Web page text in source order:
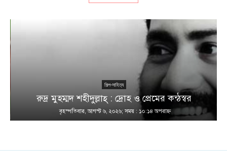
শিল্প-সাহিত্য
রুদ্র মুহম্মদ শহীদুল্লাহ্ : দ্রোহ ও প্রেমের কন্ঠস্বর
বৃহস্পতিবার, আগস্ট ৬, ২০২৬; সময় : ১০:১৪ অপরাহ্ণ